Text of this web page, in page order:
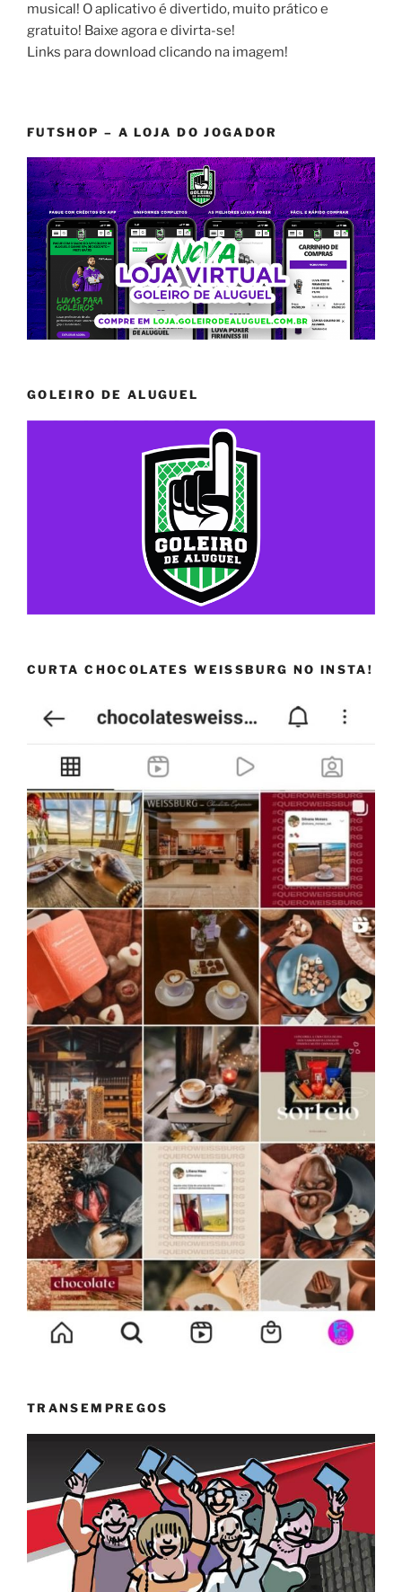
musical! O aplicativo é divertido, muito prático e
gratuito! Baixe agora e divirta-se!
Links para download clicando na imagem!
FUTSHOP – A LOJA DO JOGADOR
GOLEIRO DE ALUGUEL
CURTA CHOCOLATES WEISSBURG NO INSTA!
TRANSEMPREGOS